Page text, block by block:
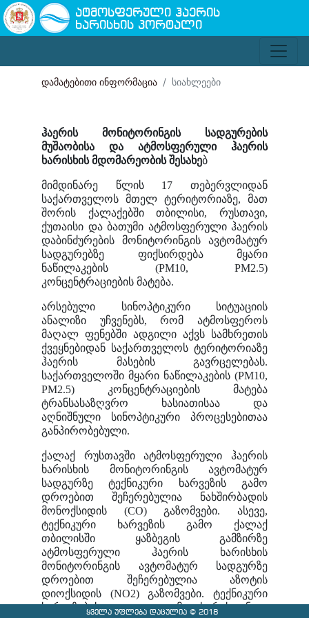
ატმოსფერული ჰაერის
ხარისხის პორტალი
დამატებითი ინფორმაცია სიახლეები
ჰაერის მონიტორინგის სადგურების
მუშაობისა და ატმოსფერული ჰაერის
ხარისხის მდომარეობის შესახებ
მიმდინარე წლის 17 თებერვლიდან
საქართველოს მთელ ტერიტორიაზე, მათ
შორის ქალაქებში თბილისი, რუსთავი,
ქუთაისი და ბათუმი ატმოსფერული ჰაერის
დაბინძურების მონიტორინგის ავტომატურ
სადგურებზე ფიქსირდება მყარი
ნაწილაკების (PM10, PM2.5)
კონცენტრაციების მატება.
არსებული სინოპტიკური სიტუაციის
ანალიზი უჩვენებს, რომ ატმოსფეროს
მაღალ ფენებში ადგილი აქვს სამხრეთის
ქვეყნებიდან საქართველოს ტერიტორიაზე
ჰაერის მასების გავრცელებას.
საქართველოში მყარი ნაწილაკების (PM10,
PM2.5) კონცენტრაციების მატება
ტრანსასაზღვრო ხასიათისაა და
აღნიშნული სინოპტიკური პროცესებითაა
განპირობებული.
ქალაქ რუსთავში ატმოსფერული ჰაერის
ხარისხის მონიტორინგის ავტომატურ
სადგურზე ტექნიკური ხარვეზის გამო
დროებით შეჩერებულია ნახშირბადის
მონოქსიდის (CO) გაზომვები. ასევე,
ტექნიკური ხარვეზის გამო ქალაქ
თბილისში ყაზბეგის გამზირზე
ატმოსფერული ჰაერის ხარისხის
მონიტორინგის ავტომატურ სადგურზე
დროებით შეჩერებულია აზოტის
დიოქსიდის (NO2) გაზომვები. ტექნიკური
ხარვეზების აღმოფხვრისთანავე
ყველა უფლება დაცულია © 2018